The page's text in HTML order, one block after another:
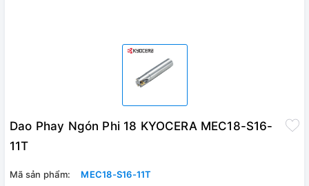
Dao Phay Ngón Phi 18 KYOCERA MEC18-S16-
11T
Mã sản phẩm:
MEC18-S16-11T